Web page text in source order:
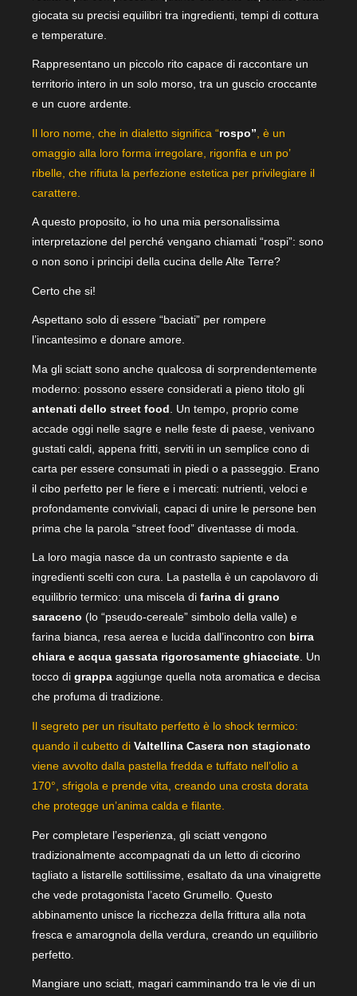
giocata su precisi equilibri tra ingredienti, tempi di cottura
e temperature.
Rappresentano un piccolo rito capace di raccontare un
territorio intero in un solo morso, tra un guscio croccante
e un cuore ardente.
Il loro nome, che in dialetto significa “rospo” , è un
omaggio alla loro forma irregolare, rigonfia e un po’
ribelle, che rifiuta la perfezione estetica per privilegiare il
carattere.
A questo proposito, io ho una mia personalissima
interpretazione del perché vengano chiamati “rospi”: sono
o non sono i principi della cucina delle Alte Terre?
Certo che si!
Aspettano solo di essere “baciati” per rompere
l’incantesimo e donare amore.
Ma gli sciatt sono anche qualcosa di sorprendentemente
moderno: possono essere considerati a pieno titolo gli
antenati dello street food . Un tempo, proprio come
accade oggi nelle sagre e nelle feste di paese, venivano
gustati caldi, appena fritti, serviti in un semplice cono di
carta per essere consumati in piedi o a passeggio. Erano
il cibo perfetto per le fiere e i mercati: nutrienti, veloci e
profondamente conviviali, capaci di unire le persone ben
prima che la parola “street food” diventasse di moda.
La loro magia nasce da un contrasto sapiente e da
ingredienti scelti con cura. La pastella è un capolavoro di
equilibrio termico: una miscela di farina di grano
saraceno (lo “pseudo-cereale” simbolo della valle) e
farina bianca, resa aerea e lucida dall’incontro con birra
chiara e acqua gassata rigorosamente ghiacciate. Un
tocco di grappa aggiunge quella nota aromatica e decisa
che profuma di tradizione.
Il segreto per un risultato perfetto è lo shock termico:
quando il cubetto di Valtellina Casera non stagionato
viene avvolto dalla pastella fredda e tuffato nell’olio a
170°, sfrigola e prende vita, creando una crosta dorata
che protegge un’anima calda e filante.
Per completare l’esperienza, gli sciatt vengono
tradizionalmente accompagnati da un letto di cicorino
tagliato a listarelle sottilissime, esaltato da una vinaigrette
che vede protagonista l’aceto Grumello. Questo
abbinamento unisce la ricchezza della frittura alla nota
fresca e amarognola della verdura, creando un equilibrio
perfetto.
Mangiare uno sciatt, magari camminando tra le vie di un